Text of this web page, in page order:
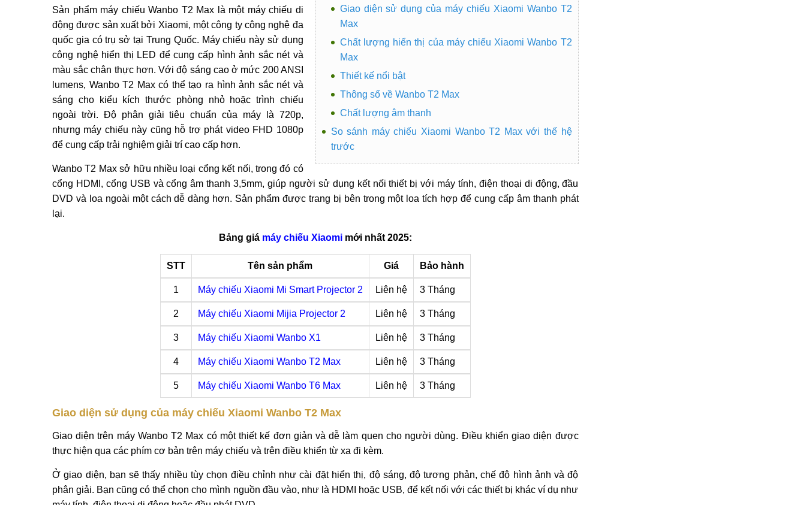
Giao diện sử dụng của máy chiếu Xiaomi Wanbo T2
Max
Chất lượng hiển thị của máy chiếu Xiaomi Wanbo T2
Max
Thiết kế nổi bật
Thông số về Wanbo T2 Max
Chất lượng âm thanh
So sánh máy chiếu Xiaomi Wanbo T2 Max với thế hệ
trước
Sản phẩm máy chiếu Wanbo T2 Max là một máy chiếu di
động được sản xuất bởi Xiaomi, một công ty công nghệ đa
quốc gia có trụ sở tại Trung Quốc. Máy chiếu này sử dụng
công nghệ hiển thị LED để cung cấp hình ảnh sắc nét và
màu sắc chân thực hơn. Với độ sáng cao ở mức 200 ANSI
lumens, Wanbo T2 Max có thể tạo ra hình ảnh sắc nét và
sáng cho kiểu kích thước phòng nhỏ hoặc trình chiếu
ngoài trời. Độ phân giải tiêu chuẩn của máy là 720p,
nhưng máy chiếu này cũng hỗ trợ phát video FHD 1080p
để cung cấp trải nghiệm giải trí cao cấp hơn.
Wanbo T2 Max sở hữu nhiều loại cổng kết nối, trong đó có
cổng HDMI, cổng USB và cổng âm thanh 3,5mm, giúp người sử dụng kết nối thiết bị với máy tính, điện thoại di động, đầu
DVD và loa ngoài một cách dễ dàng hơn. Sản phẩm được trang bị bên trong một loa tích hợp để cung cấp âm thanh phát
lại.
Bảng giá máy chiếu Xiaomimới nhất 2025:
STT Tên sản phẩm Giá Bảo hành
1 Máy chiếu Xiaomi Mi Smart Projector 2 Liên hệ 3 Tháng
2 Máy chiếu Xiaomi Mijia Projector 2 Liên hệ 3 Tháng
3 Máy chiếu Xiaomi Wanbo X1 Liên hệ 3 Tháng
4 Máy chiếu Xiaomi Wanbo T2 Max Liên hệ 3 Tháng
5 Máy chiếu Xiaomi Wanbo T6 Max Liên hệ 3 Tháng
Giao diện sử dụng của máy chiếu Xiaomi Wanbo T2 Max
Giao diện trên máy Wanbo T2 Max có một thiết kế đơn giản và dễ làm quen cho người dùng. Điều khiển giao diện được
thực hiện qua các phím cơ bản trên máy chiếu và trên điều khiển từ xa đi kèm.
Ở giao diện, bạn sẽ thấy nhiều tùy chọn điều chỉnh như cài đặt hiển thị, độ sáng, độ tương phản, chế độ hình ảnh và độ
phân giải. Bạn cũng có thể chọn cho mình nguồn đầu vào, như là HDMI hoặc USB, để kết nối với các thiết bị khác ví dụ như